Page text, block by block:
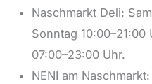
Naschmarkt Deli:
Sonntag
07:00–23:00 Uhr.
NENI am